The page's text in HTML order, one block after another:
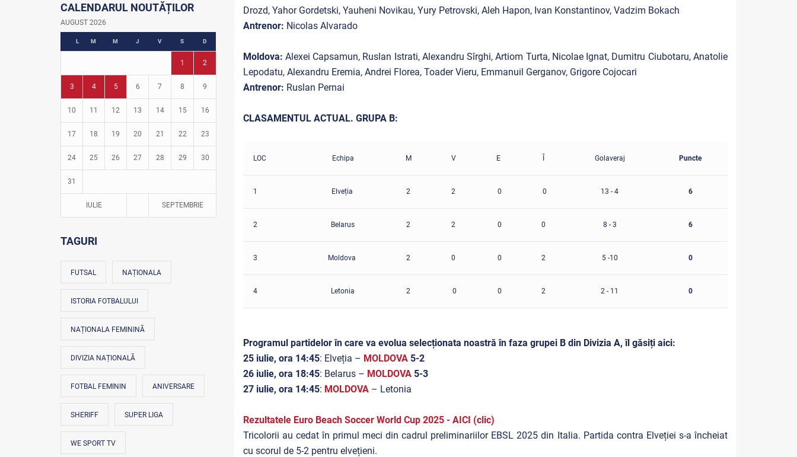
Istoria fotbalului
Turneul Viitorul
Fotbal în grădinițe
CALENDARUL NOUTĂȚILOR
AUGUST 2026
L M M J V S D
1 2
3 4 5 6 7 8 9
10 11 12 13 14 15 16
17 18 19 20 21 22 23
24 25 26 27 28 29 30
31
IULIE SEPTEMBRIE
TAGURI
FUTSAL NAȚIONALA
ISTORIA FOTBALULUI
NAȚIONALA FEMININĂ
DIVIZIA NAȚIONALĂ
FOTBAL FEMININ ANIVERSARE
SHERIFF SUPER LIGA
WE SPORT TV
Drozd, Yahor Gordetski, Yauheni Novikau, Yury Petrovski, Aleh Hapon, Ivan Konstantinov, Vadzim Bokach
Antrenor: Nicolas Alvarado
Moldova: Alexei Capsamun, Ruslan Istrati, Alexandru Sîrghi, Artiom Turta, Nicolae Ignat, Dumitru Ciubotaru, Anatolie
Lepodatu, Alexandru Eremia, Andrei Florea, Toader Vieru, Emmanuil Gerganov, Grigore Cojocari
Antrenor: Ruslan Pernai
CLASAMENTUL ACTUAL. GRUPA B:
LOC Echipa M V E Golaveraj Puncte
1 Elveția 2 2 0 0 13 - 4 6
2 Belarus 2 2 0 0 8 - 3 6
3 Moldova 2 0 0 2 5 -10 0
4 Letonia 2 0 0 2 2 - 11 0
Programul partidelor în care va evolua selecționata noastră în faza grupei B din Divizia A, îl găsiți aici:
25 iulie, ora 14:45: Elveția – MOLDOVA5-2
26 iulie, ora 18:45: Belarus – MOLDOVA 5-3
27 iulie, ora 14:45: MOLDOVA– Letonia
Rezultatele Euro Beach Soccer World Cup 2025 - AICI (clic)
Tricolorii au cedat în primul meci din cadrul preliminariilor EBSL 2025 din Italia. Partida contra Elveției s-a încheiat
cu scorul de 5-2 pentru elvețieni.